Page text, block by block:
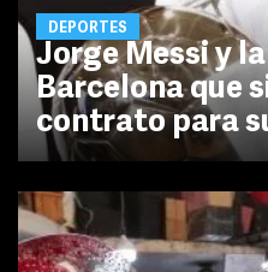
DEPORTES
Jorge Messi y
Barcelona que
contrato para